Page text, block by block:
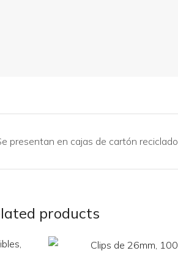
presentan en cajas de cartón
products